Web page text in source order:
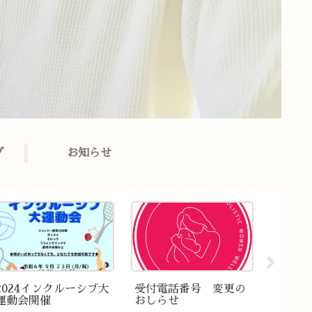
お知らせ
インクルーシブ大
動会開催
受付電話番号 変更の
おしらせ